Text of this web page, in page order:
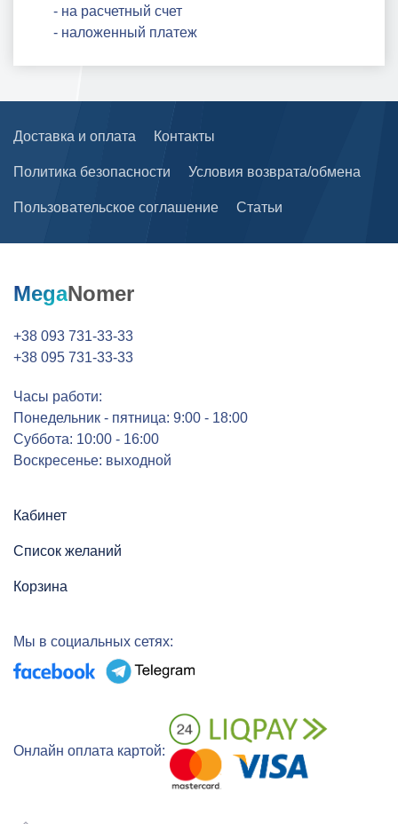
- на расчетный счет
- наложенный платеж
Доставка и оплата Контакты
Политика безопасности Условия возврата/обмена
Пользовательское соглашение Статьи
MegaNomer
+38 093 731-33-33
+38 095 731-33-33
Часы работи:
Понедельник - пятница: 9:00 - 18:00
Суббота: 10:00 - 16:00
Воскресенье: выходной
Кабинет
Список желаний
Корзина
Мы в социальных сетях:
Онлайн оплата картой: